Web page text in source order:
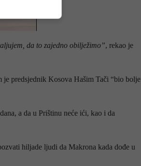
da to zajedno obilježimo”, rekao je
je predsjednik Kosova Hašim Tači “bio bolje
a da u Prištinu neće ići, kao i da
hiljade ljudi da Makrona kada dođe u